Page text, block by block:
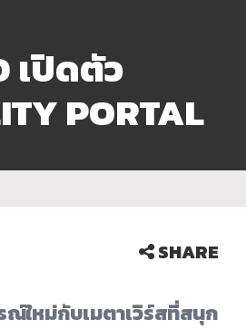
เปิดตัว
PORTAL
SHARE
ณ์ใหม่กับเมตาเวิร์สที่สนุก